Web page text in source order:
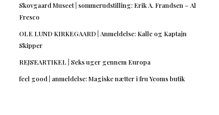
Skovgaard Museet | sommerudstilling: Erik A. Frandsen – Al
Fresco
OLE LUND KIRKEGAARD | Anmeldelse: Kalle og Kaptajn
Skipper
REJSEARTIKEL | Seks uger gennem Europa
feel good | anmeldelse: Magiske nætter i fru Yeoms butik